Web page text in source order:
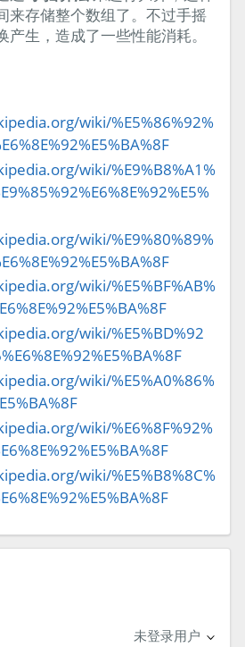
来存储整个数组了。不过手摇
生，造成了一些性能消耗。
wiki/%E5%86%92%
wiki/%E9%B8%A1%
wiki/%E9%80%89%
wiki/%E5%BF%AB%
wiki/%E5%BD%92
wiki/%E5%A0%86%
wiki/%E6%8F%92%
wiki/%E5%B8%8C%
未登录用户